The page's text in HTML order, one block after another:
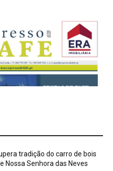
tradição do carro de bois
Nossa Senhora das Neves